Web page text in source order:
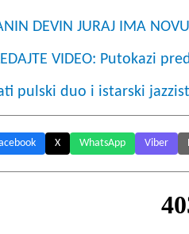
DEVIN JURAJ IMA
VIDEO: Putokazi
pulski duo i istarski
X WhatsApp Viber